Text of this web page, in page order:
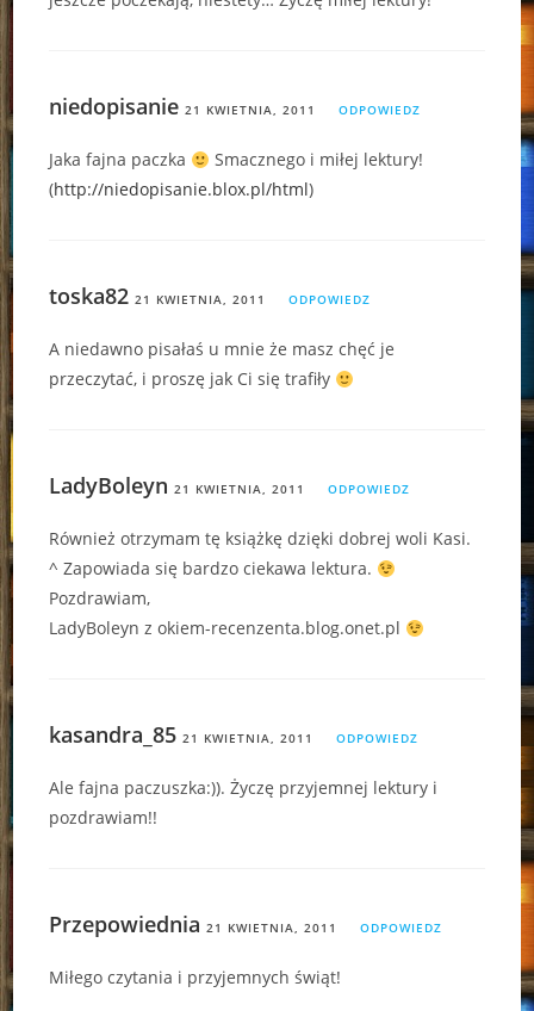
niedopisanie 21 KWIETNIA, 2011 ODPOWIEDZ
Jaka fajna paczka
Smacznego i miłej lektury!
(http://niedopisanie.blox.pl/html)
toska82 21 KWIETNIA, 2011 ODPOWIEDZ
A niedawno pisałaś u mnie że masz chęć je
przeczytać, i proszę jak Ci się trafiły
LadyBoleyn 21 KWIETNIA, 2011 ODPOWIEDZ
Również otrzymam tę książkę dzięki dobrej woli Kasi.
^ Zapowiada się bardzo ciekawa lektura.
Pozdrawiam,
LadyBoleyn z okiem-recenzenta.blog.onet.pl
kasandra_85 21 KWIETNIA, 2011 ODPOWIEDZ
Ale fajna paczuszka:)). Życzę przyjemnej lektury i
pozdrawiam!!
Przepowiednia 21 KWIETNIA, 2011 ODPOWIEDZ
Miłego czytania i przyjemnych świąt!